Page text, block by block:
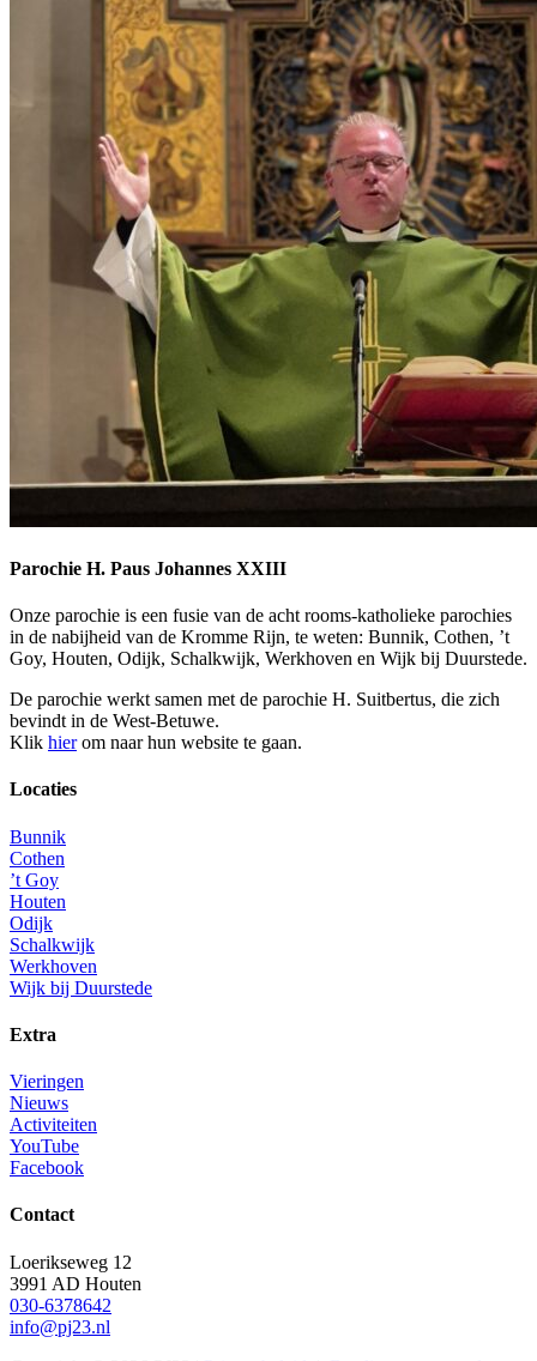
Parochie H. Paus Johannes XXIII
Onze parochie is een fusie van de acht rooms-katholieke parochies
in de nabijheid van de Kromme Rijn, te weten: Bunnik, Cothen, ’t
Goy, Houten, Odijk, Schalkwijk, Werkhoven en Wijk bij Duurstede.
De parochie werkt samen met de parochie H. Suitbertus, die zich
bevindt in de West-Betuwe.
Klik hierom naar hun website te gaan.
Locaties
Bunnik
Cothen
’t Goy
Houten
Odijk
Schalkwijk
Werkhoven
Wijk bij Duurstede
Extra
Vieringen
Nieuws
Activiteiten
YouTube
Facebook
Contact
Loerikseweg 12
3991 AD Houten
030-6378642
info@pj23.nl